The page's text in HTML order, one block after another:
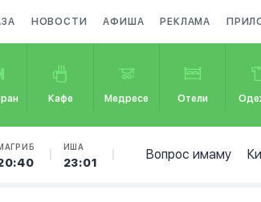
НОВОСТИ АФИША РЕКЛАМА
Кафе Медресе Отели
ИША
23:01
Вопрос имаму